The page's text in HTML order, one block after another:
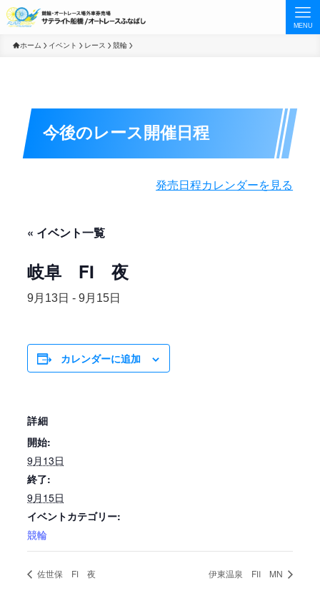
MENU
ホーム イベント レース 競輪
今後のレース開催日程
発売日程カレンダーを見る
« イベント一覧
岐阜 FⅠ 夜
9月13日 - 9月15日
カレンダーに追加
詳細
開始:
9月13日
終了:
9月15日
イベントカテゴリー:
競輪
佐世保 FⅠ 夜 伊東温泉 FⅡ MN